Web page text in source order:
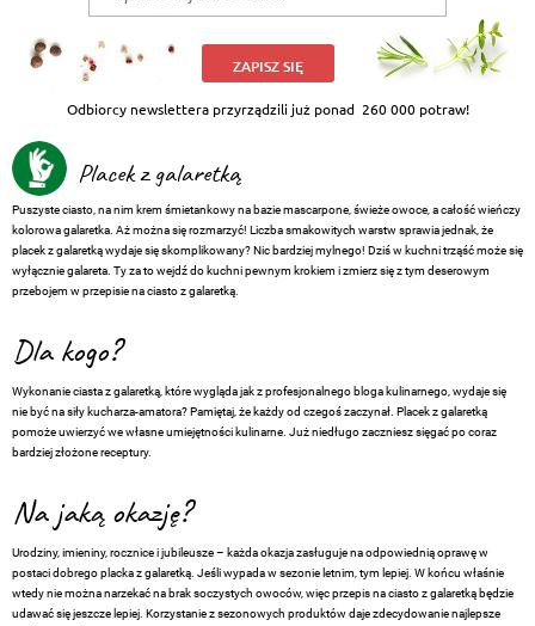
ZAPISZ SIĘ
Odbiorcy newslettera przyrządzili już ponad 260 000 potraw!
Placek z galaretką
Puszyste ciasto, na nim krem śmietankowy na bazie mascarpone, świeże owoce, a całość wieńczy
kolorowa galaretka. Aż można się rozmarzyć! Liczba smakowitych warstw sprawia jednak, że
placek z galaretką wydaje się skomplikowany? Nic bardziej mylnego! Dziś w kuchni trząść może się
wyłącznie galareta. Ty za to wejdź do kuchni pewnym krokiem i zmierz się z tym deserowym
przebojem w przepisie na ciasto z galaretką.
Dla kogo?
Wykonanie ciasta z galaretką, które wygląda jak z profesjonalnego bloga kulinarnego, wydaje się
nie być na siły kucharza-amatora? Pamiętaj, że każdy od czegoś zaczynał. Placek z galaretką
pomoże uwierzyć we własne umiejętności kulinarne. Już niedługo zaczniesz sięgać po coraz
bardziej złożone receptury.
Na jaką okazję?
Urodziny, imieniny, rocznice i jubileusze – każda okazja zasługuje na odpowiednią oprawę w
postaci dobrego placka z galaretką. Jeśli wypada w sezonie letnim, tym lepiej. W końcu właśnie
wtedy nie można narzekać na brak soczystych owoców, więc przepis na ciasto z galaretką będzie
udawać się jeszcze lepiej. Korzystanie z sezonowych produktów daje zdecydowanie najlepsze